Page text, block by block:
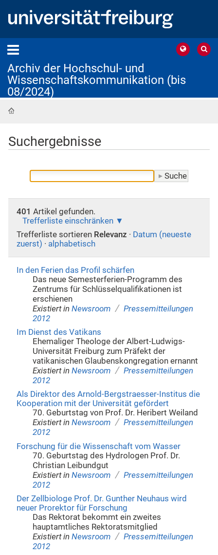
Archiv der Hochschul- und
Wissenschaftskommunikation (bis
08/2024)
Suchergebnisse
401 Artikel gefunden.
Trefferliste einschränken
Trefferliste sortieren Relevanz · Datum (neueste
zuerst) · alphabetisch
In den Ferien das Profil schärfen
Das neue Semesterferien-Programm des
Zentrums für Schlüsselqualifikationen ist
erschienen
Existiert in Newsroom / Pressemitteilungen
2012
Im Dienst des Vatikans
Ehemaliger Theologe der Albert-Ludwigs-
Universität Freiburg zum Präfekt der
vatikanischen Glaubenskongregation ernannt
Existiert in Newsroom / Pressemitteilungen
2012
Als Direktor des Arnold-Bergstraesser-Institus die
Kooperation mit der Universität gefördert
70. Geburtstag von Prof. Dr. Heribert Weiland
Existiert in Newsroom / Pressemitteilungen
2012
Forschung für die Wissenschaft vom Wasser
70. Geburtstag des Hydrologen Prof. Dr.
Christian Leibundgut
Existiert in Newsroom / Pressemitteilungen
2012
Der Zellbiologe Prof. Dr. Gunther Neuhaus wird
neuer Prorektor für Forschung
Das Rektorat bekommt ein zweites
hauptamtliches Rektoratsmitglied
Existiert in Newsroom / Pressemitteilungen
2012